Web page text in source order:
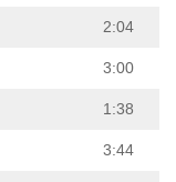
2:04
3:00
1:38
3:44